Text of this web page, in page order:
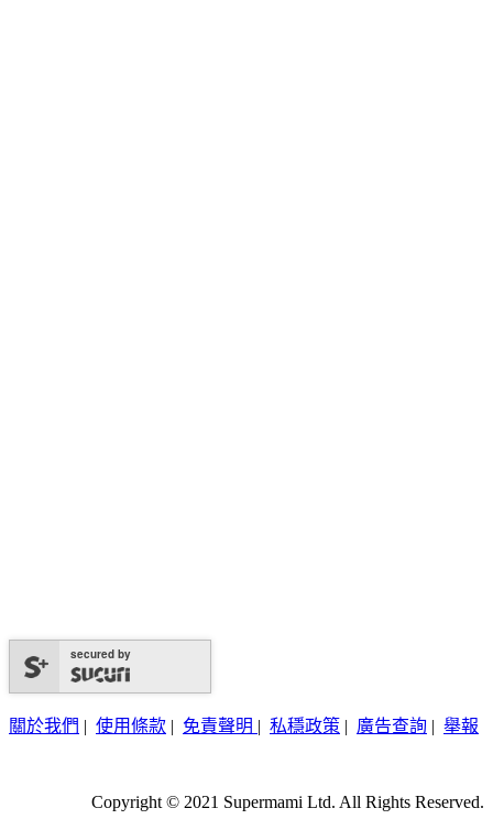
secured by
關於我們 | 使用條款 | 免責聲明 | 私穩政策 | 廣告查詢 | 舉報
Copyright © 2021 Supermami Ltd. All Rights Reserved.